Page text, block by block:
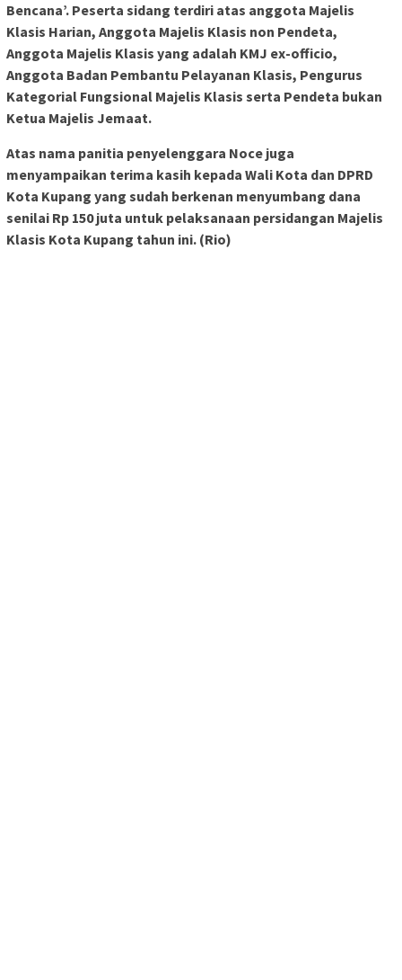
Bencana’. Peserta sidang terdiri atas anggota Majelis
Klasis Harian, Anggota Majelis Klasis non Pendeta,
Anggota Majelis Klasis yang adalah KMJ ex-officio,
Anggota Badan Pembantu Pelayanan Klasis, Pengurus
Kategorial Fungsional Majelis Klasis serta Pendeta bukan
Ketua Majelis Jemaat.
Atas nama panitia penyelenggara Noce juga
menyampaikan terima kasih kepada Wali Kota dan DPRD
Kota Kupang yang sudah berkenan menyumbang dana
senilai Rp 150 juta untuk pelaksanaan persidangan Majelis
Klasis Kota Kupang tahun ini. (Rio)